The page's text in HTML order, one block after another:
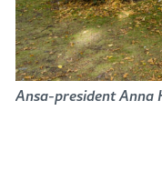
Ansa-president Anna